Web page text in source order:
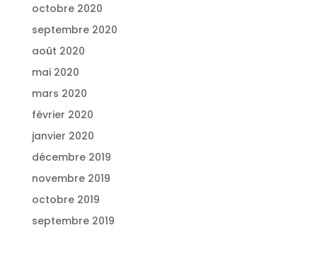
octobre 2020
septembre 2020
août 2020
mai 2020
mars 2020
février 2020
janvier 2020
décembre 2019
novembre 2019
octobre 2019
septembre 2019